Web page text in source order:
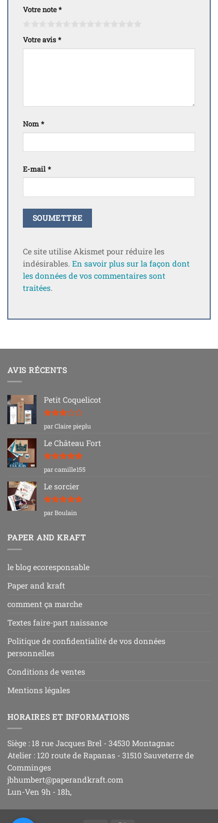
Votre note*
Votre avis *
Nom *
E-mail *
Ce site utilise Akismet pour réduire les
indésirables. En savoir plus sur la façon dont
les données de vos commentaires sont
traitées.
AVIS RÉCENTS
Petit Coquelicot
Note3
sur 5
par Claire pieplu
Le Château Fort
Note5sur
5
par camille155
Le sorcier
Note5sur
5
par Boulain
PAPER AND KRAFT
le blog ecoresponsable
Paper and kraft
comment ça marche
Textes faire-part naissance
Politique de confidentialité de vos données
personnelles
Conditions de ventes
Mentions légales
HORAIRES ET INFORMATIONS
Siège : 18 rue Jacques Brel - 34530 Montagnac
Atelier : 120 route de Rapanas - 31510 Sauveterre de
Comminges
jbhumbert@paperandkraft.com
Lun-Ven 9h - 18h,